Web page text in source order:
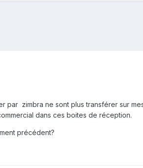
par zimbra ne sont plus transférer sur
dans ces boites de réception.
précédent?